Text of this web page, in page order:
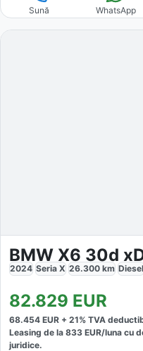
Sună WhatsApp
BMW X6 30d
2024 Seria X 26.300 km Diesel
82.829 EUR
68.454 EUR + 21% TVA
Leasing de la 833 EUR/luna cu
juridice.